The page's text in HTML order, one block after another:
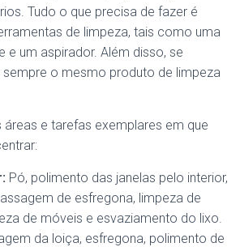
Tudo o que precisa de fazer é
de limpeza, tais como uma
e um aspirador. Além disso, se
sempre o mesmo produto de limpeza
áreas e tarefas exemplares em que
Pó, polimento das janelas pelo interior,
de esfregona, limpeza de
de móveis e esvaziamento do lixo.
da loiça, esfregona, polimento de